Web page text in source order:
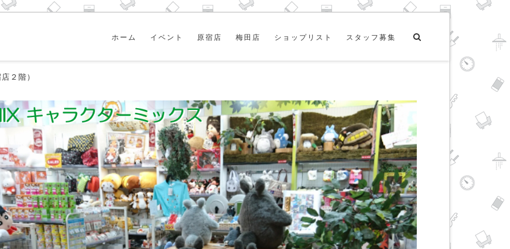
ホーム イベント 原宿店 梅田店 ショップリスト スタッフ募集
２階）